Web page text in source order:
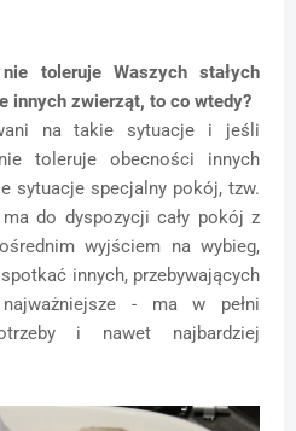
toleruje Waszych stałych
innych zwierząt, to co wtedy?
na takie sytuacje i jeśli
toleruje obecności innych
sytuacje specjalny pokój, tzw.
ma do dyspozycji cały pokój z
wyjściem na wybieg,
innych, przebywających
- ma w pełni
i nawet najbardziej